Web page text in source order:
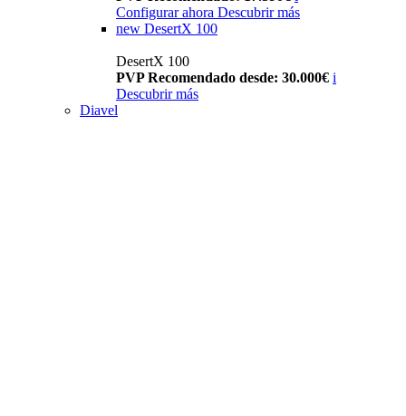
Configurar ahora Descubrir más
new DesertX 100
DesertX 100
PVP Recomendado desde: 30.000€ i
Descubrir más
Diavel